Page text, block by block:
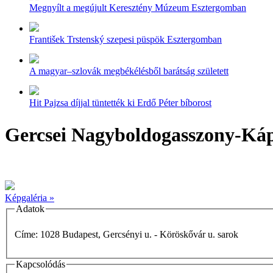
Megnyílt a megújult Keresztény Múzeum Esztergomban
František Trstenský szepesi püspök Esztergomban
A magyar–szlovák megbékélésből barátság született
Hit Pajzsa díjjal tüntették ki Erdő Péter bíborost
Gercsei Nagyboldogasszony-
Képgaléria »
Adatok
Címe: 1028 Budapest, Gercsényi u. - Köröskővár u. sarok
Kapcsolódás